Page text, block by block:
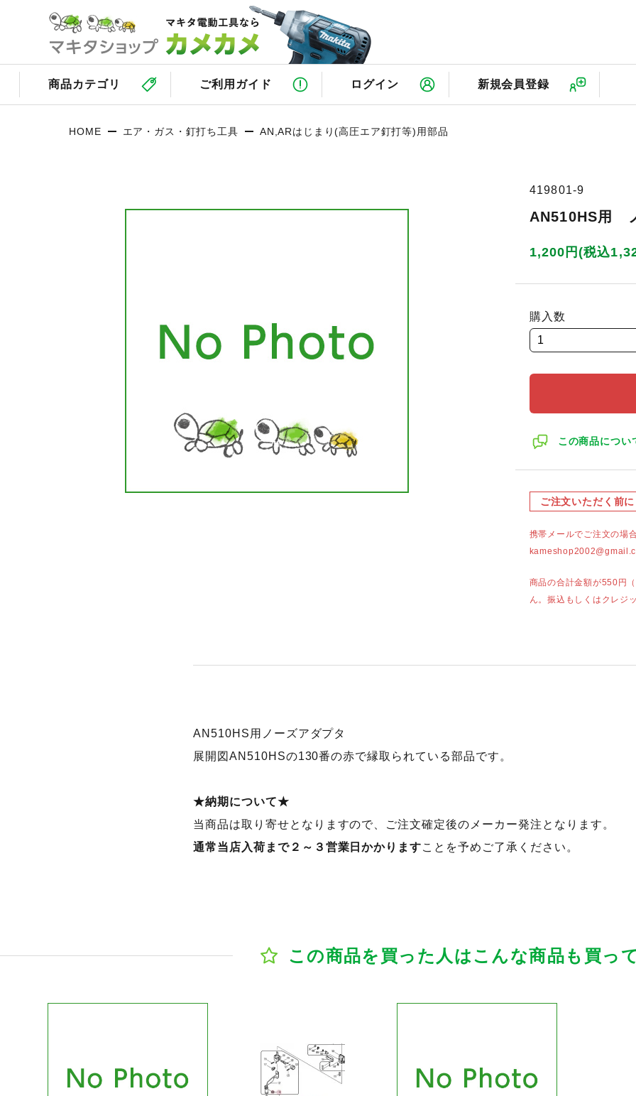
商品カテゴリ ご利用ガイド ログイン 新規会員登録
HOME エア・ガス・釘打ち工具 AN,ARはじまり(高圧エア釘打等)用部品
419801-9
AN510HS用
1,200円(税込
購入数
この商品につい
ご注文いただく前に
携帯メールでご注文の場
商品の合計金額が550円
ん。振込もしくはクレジ
AN510HS用ノーズアダプタ
展開図AN510HSの130番の赤で縁取られている部品です。
★納期について★
当商品は取り寄せとなりますので、ご注文確定後のメーカー発注となります。
通常当店入荷まで２～３営業日かかりますことを予めご了承ください。
この商品を買った人はこんな商品も買っ